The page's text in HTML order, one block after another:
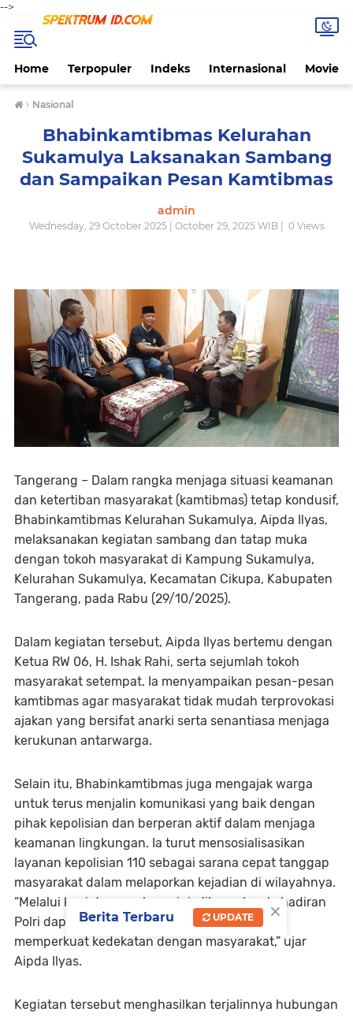
-->
Home Terpopuler Indeks Internasional Movie
› Nasional
Bhabinkamtibmas Kelurahan
Sukamulya Laksanakan Sambang
dan Sampaikan Pesan Kamtibmas
admin
Wednesday, 29 October 2025 | October 29, 2025 WIB | 0Views
Tangerang – Dalam rangka menjaga situasi keamanan
dan ketertiban masyarakat (kamtibmas) tetap kondusif,
Bhabinkamtibmas Kelurahan Sukamulya, Aipda Ilyas,
melaksanakan kegiatan sambang dan tatap muka
dengan tokoh masyarakat di Kampung Sukamulya,
Kelurahan Sukamulya, Kecamatan Cikupa, Kabupaten
Tangerang, pada Rabu (29/10/2025).
Dalam kegiatan tersebut, Aipda Ilyas bertemu dengan
Ketua RW 06, H. Ishak Rahi, serta sejumlah tokoh
masyarakat setempat. Ia menyampaikan pesan-pesan
kamtibmas agar masyarakat tidak mudah terprovokasi
ajakan yang bersifat anarki serta senantiasa menjaga
kerukunan antarwarga.
Selain itu, Bhabinkamtibmas juga mengajak warga
untuk terus menjalin komunikasi yang baik dengan
pihak kepolisian dan berperan aktif dalam menjaga
keamanan lingkungan. Ia turut mensosialisasikan
layanan kepolisian 110 sebagai sarana cepat tanggap
masyarakat dalam melaporkan kejadian di wilayahnya.
“Melalui kegiatan sambang ini, diharapkan kehadiran
Polri dapat memberikan rasa aman sekaligus
memperkuat kedekatan dengan masyarakat,” ujar
Aipda Ilyas.
Kegiatan tersebut menghasilkan terjalinnya hubungan
×
Berita Terbaru UPDATE